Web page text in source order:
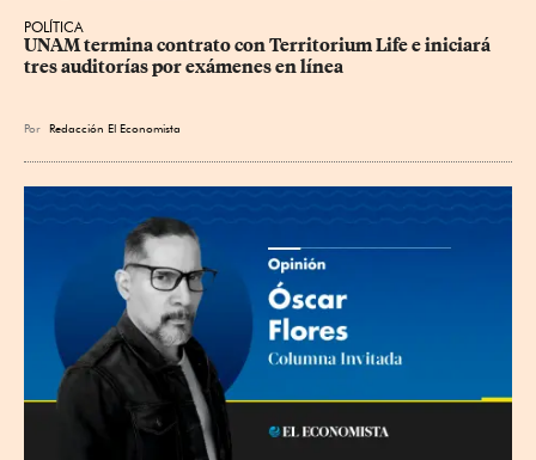
POLÍTICA
UNAM termina contrato con Territorium Life e iniciará
tres auditorías por exámenes en línea
Por Redacción El Economista